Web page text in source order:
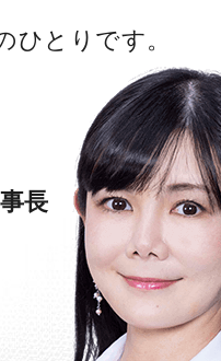
ひとりです。
長